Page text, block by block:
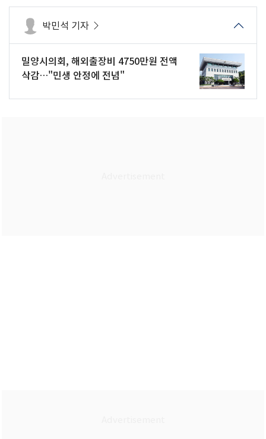
박민석 기자
밀양시의회, 해외출장비 4750만원 전액
삭감…"민생 안정에 전념"